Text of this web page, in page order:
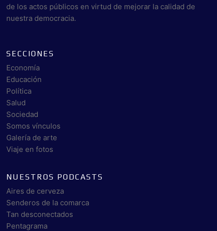
de los actos públicos en virtud de mejorar la calidad de
nuestra democracia.
SECCIONES
Economía
Educación
Política
Salud
Sociedad
Somos vínculos
Galería de arte
Viaje en fotos
NUESTROS PODCASTS
Aires de cerveza
Senderos de la comarca
Tan desconectados
Pentagrama